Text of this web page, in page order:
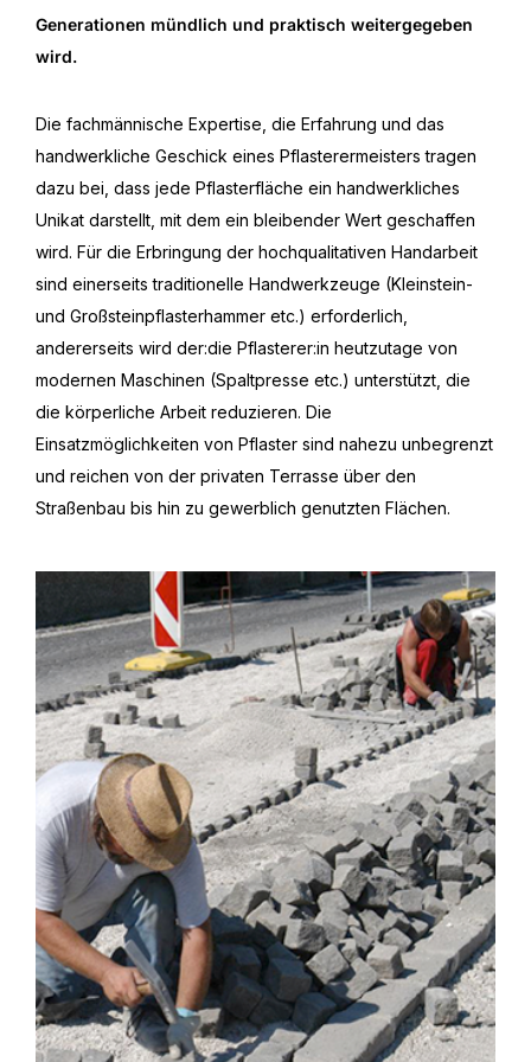
Generationen mündlich und praktisch weitergegeben
wird.
Die fachmännische Expertise, die Erfahrung und das
handwerkliche Geschick eines Pflasterermeisters tragen
dazu bei, dass jede Pflasterfläche ein handwerkliches
Unikat darstellt, mit dem ein bleibender Wert geschaffen
wird. Für die Erbringung der hochqualitativen Handarbeit
sind einerseits traditionelle Handwerkzeuge (Kleinstein-
und Großsteinpflasterhammer etc.) erforderlich,
andererseits wird der:die Pflasterer:in heutzutage von
modernen Maschinen (Spaltpresse etc.) unterstützt, die
die körperliche Arbeit reduzieren. Die
Einsatzmöglichkeiten von Pflaster sind nahezu unbegrenzt
und reichen von der privaten Terrasse über den
Straßenbau bis hin zu gewerblich genutzten Flächen.